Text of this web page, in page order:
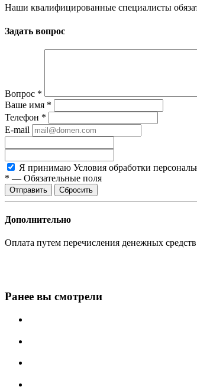
Наши квалифицированные специалисты
Задать вопрос
Вопрос *
Ваше имя *
Телефон *
E-mail
Я принимаю Условия обработки
* — Обязательные поля
Сбросить
Дополнительно
Оплата путем перечисления денежных
Ранее вы смотрели